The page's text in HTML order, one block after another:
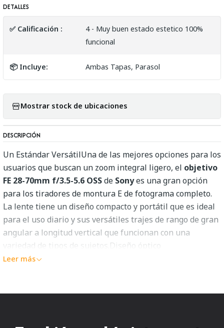
DETALLES
✅ Calificación :
4 - Muy buen estado estetico 100%
funcional
📦 Incluye: Ambas Tapas, Parasol
Mostrar stock de ubicaciones
DESCRIPCIÓN
Un Estándar VersátilUna de las mejores opciones para los
usuarios que buscan un zoom integral ligero, el objetivo
FE 28-70mm f/3.5-5.6 OSSde Sonyes una gran opción
para los tiradores de montura E de fotograma completo.
La lente tiene un diseño compacto y portátil que es ideal
para el uso diario y sus versátiles trajes de rango de gran
angular a longitud vertical que funcionan con una
variedad de tipos de sujetos.Diseño óptico
reducir las aberraciones cromáticas y los flecos de
Leer más